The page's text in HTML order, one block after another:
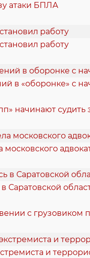
атаки БПЛА
работу
в «оборонке» с
начинают
Саратовской
с грузовиком
и